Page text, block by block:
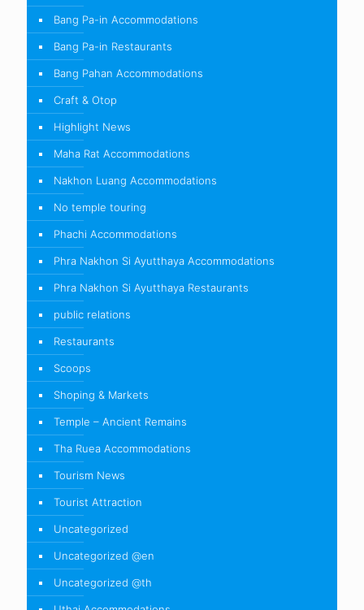
Bang Pa-in Accommodations
Bang Pa-in Restaurants
Bang Pahan Accommodations
Craft & Otop
Highlight News
Maha Rat Accommodations
Nakhon Luang Accommodations
No temple touring
Phachi Accommodations
Phra Nakhon Si Ayutthaya Accommodations
Phra Nakhon Si Ayutthaya Restaurants
public relations
Restaurants
Scoops
Shoping & Markets
Temple – Ancient Remains
Tha Ruea Accommodations
Tourism News
Tourist Attraction
Uncategorized
Uncategorized @en
Uncategorized @th